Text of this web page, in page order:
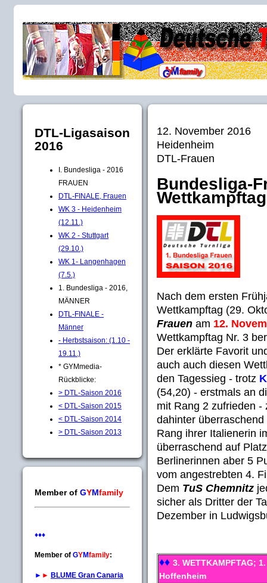
DTL-Ligasaison
2016
I. Bundesliga - 2016
FRAUEN
DTL-FINALE, Frauen
WK 3 - Heidenheim
(12.11.)
WK 2 - Stuttgart
(29.10.)
WK 1- Langenhagen
(7.5.)
1. Bundesliga - 2016,
MÄNNER
DTL-FINALE -
Männer
- Herbstsaison: (1.10 -
19.11.)
* GYMmedia-
Rückblicke:
> DTL-Saison 2016
< DTL-Saison 2015
< DTL-Saison 2014
> DTL-Saison 2013
Member of GYMfamily
♦♦♦
Member of GYMfamily:
► ► BLUME Gran Canaria
12. November 2016
Heidenheim
DTL-Frauen
Bundesliga-
Nach dem ersten
Wettkampftag (29.
Frauen am 12.
Wettkampftag Nr. 3
Der erklärte Favorit
auch auch diesen
den Tagessieg - trotz
(54,20) - erstmals an
mit Rang 2 zufrieden
dahinter überraschend
Rang ihrer Italienerin
überraschend auf
Berlinerinnen aber 5
vom angestrebten 4.
Dem TuS Chemnitz
sicher als Dritter der
Dezember in
♦♦ 3. WETTKAMPFTAG;
Hoffenheim